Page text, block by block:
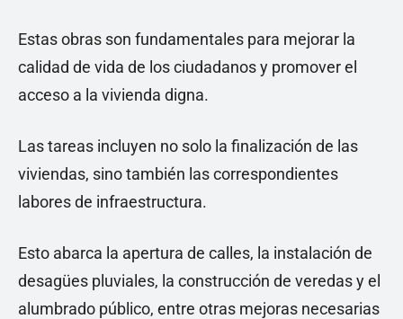
Estas obras son fundamentales para mejorar la
calidad de vida de los ciudadanos y promover el
acceso a la vivienda digna.
Las tareas incluyen no solo la finalización de las
viviendas, sino también las correspondientes
labores de infraestructura.
Esto abarca la apertura de calles, la instalación de
desagües pluviales, la construcción de veredas y el
alumbrado público, entre otras mejoras necesarias